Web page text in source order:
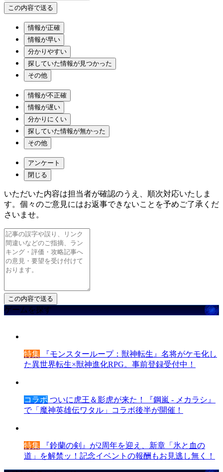
情報が正確
情報が早い
分かりやすい
探していた情報が見つかった
その他
情報が不正確
情報が遅い
分かりにくい
探していた情報が無かった
その他
アンケート
閉じる
いただいた内容は担当者が確認のうえ、順次対応いたしま
す。個々のご意見にはお返事できないことを予めご了承くだ
さいませ。
ゲームを探す
特集 『モンスターループ：獣神転生』名将がケモ化し
た異世界転生×獣神進化RPG。事前登録受付中！
コラボ ついに虎王＆影虎が来た！『鋼嵐 - メカラシ』
で「魔神英雄伝ワタル」コラボ後半が開催！
特集 『鈴蘭の剣』が2周年を迎え、新章「氷と血の
道」を解禁ッ！記念イベントの報酬もお見逃し無く！